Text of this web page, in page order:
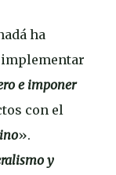
ha
implementar
e imponer
con el
».
y